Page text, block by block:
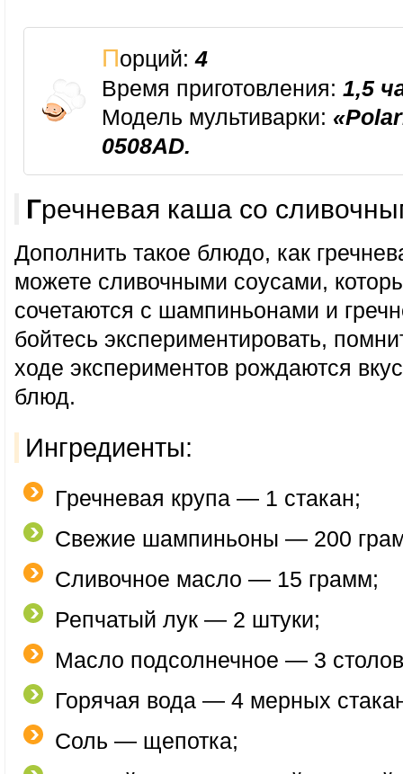
Порций:4
Время приготовления: 1,5
Модель мультиварки:
0508AD.
Гречневая каша со
Дополнить такое блюдо, как
можете сливочными соусами,
сочетаются с шампиньонами и
бойтесь экспериментировать,
ходе экспериментов рождаются
блюд.
Ингредиенты:
Гречневая крупа — 1 стакан;
Свежие шампиньоны — 200
Сливочное масло — 15 грамм;
Репчатый лук — 2 штуки;
Масло подсолнечное — 3
Горячая вода — 4 мерных
Соль — щепотка;